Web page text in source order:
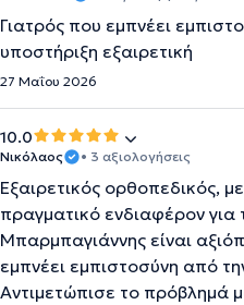
Γιατρός που εμπνέει
υποστήριξη εξαιρετική
27 Μαΐου 2026
10.0
Νικόλαος • 3 αξιολογήσεις
Εξαιρετικός ορθοπεδικός,
πραγματικό ενδιαφέρον
Μπαρμπαγιάννης είναι
εμπνέει εμπιστοσύνη από
Αντιμετώπισε το πρόβλημά